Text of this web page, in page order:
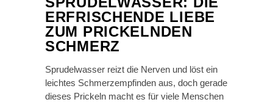
ERFRISCHENDE LIEBE
ZUM PRICKELNDEN
SCHMERZ
Sprudelwasser reizt die Nerven und löst ein
leichtes Schmerzempfinden aus, doch gerade
dieses Prickeln macht es für viele Menschen